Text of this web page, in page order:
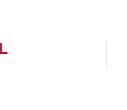
Art 210 No:6 - 2